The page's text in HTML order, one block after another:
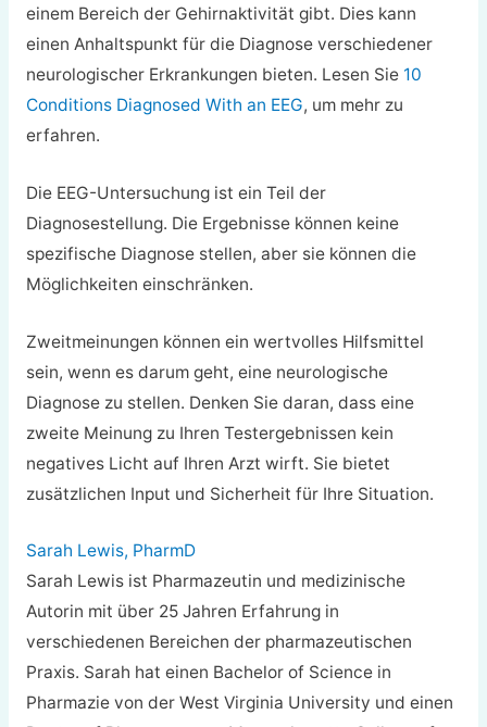
einem Bereich der Gehirnaktivität gibt. Dies kann
einen Anhaltspunkt für die Diagnose verschiedener
neurologischer Erkrankungen bieten. Lesen Sie 10
Conditions Diagnosed With an EEG, um mehr zu
erfahren.
Die EEG-Untersuchung ist ein Teil der
Diagnosestellung. Die Ergebnisse können keine
spezifische Diagnose stellen, aber sie können die
Möglichkeiten einschränken.
Zweitmeinungen können ein wertvolles Hilfsmittel
sein, wenn es darum geht, eine neurologische
Diagnose zu stellen. Denken Sie daran, dass eine
zweite Meinung zu Ihren Testergebnissen kein
negatives Licht auf Ihren Arzt wirft. Sie bietet
zusätzlichen Input und Sicherheit für Ihre Situation.
Sarah Lewis, PharmD
Sarah Lewis ist Pharmazeutin und medizinische
Autorin mit über 25 Jahren Erfahrung in
verschiedenen Bereichen der pharmazeutischen
Praxis. Sarah hat einen Bachelor of Science in
Pharmazie von der West Virginia University und einen